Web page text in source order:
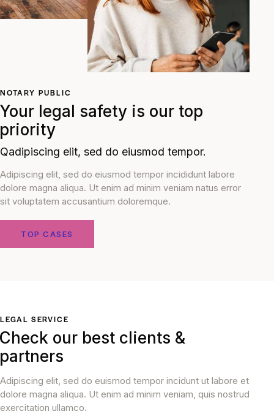
NOTARY PUBLIC
Your legal safety is our top
priority
Qadipiscing elit, sed do eiusmod tempor.
Adipiscing elit, sed do eiusmod tempor incididunt labore
dolore magna aliqua. Ut enim ad minim veniam natus error
sit voluptatem accusantium doloremque.
TOP CASES
LEGAL SERVICE
Check our best clients &
partners
Adipiscing elit, sed do euismod tempor incidunt ut labore et
dolore magna aliqua. Ut enim ad minim veniam, quis nostrud
exercitation ullamco.